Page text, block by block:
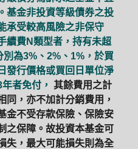
基金非投資等級債券之投
承受較高風險之非保守
續費N類型者，持有未超
為3%、2%、1%，於買
發行價格或買回日單位淨
者免付， 其餘費用之計
同，亦不加計分銷費用，
金不受存款保險、保險安
之保障。故投資本基金可
失，最大可能損失則為全